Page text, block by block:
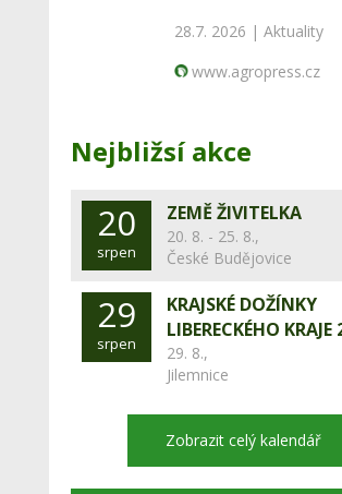
28.7. 2026 | Aktuality
www.agropress.cz
Nejbližsí akce
20
srpen
ZEMĚ ŽIVITELKA
20. 8. - 25. 8.,
České Budějovice
29
srpen
KRAJSKÉ DOŽÍNKY
LIBERECKÉHO KRAJE
29. 8.,
Jilemnice
Zobrazit celý kalendář